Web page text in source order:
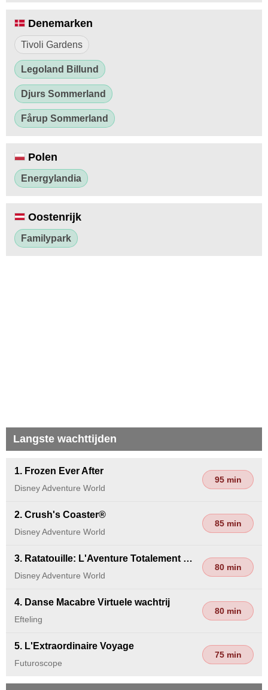
Denemarken
Tivoli Gardens
Legoland Billund
Djurs Sommerland
Fårup Sommerland
Polen
Energylandia
Oostenrijk
Familypark
Langste wachttijden
1. Frozen Ever After
Disney Adventure World
95 min
2. Crush's Coaster®
Disney Adventure World
85 min
3. Ratatouille: L'Aventure Totalement Toquée de Rémy
Disney Adventure World
80 min
4. Danse Macabre Virtuele wachtrij
Efteling
80 min
5. L'Extraordinaire Voyage
Futuroscope
75 min